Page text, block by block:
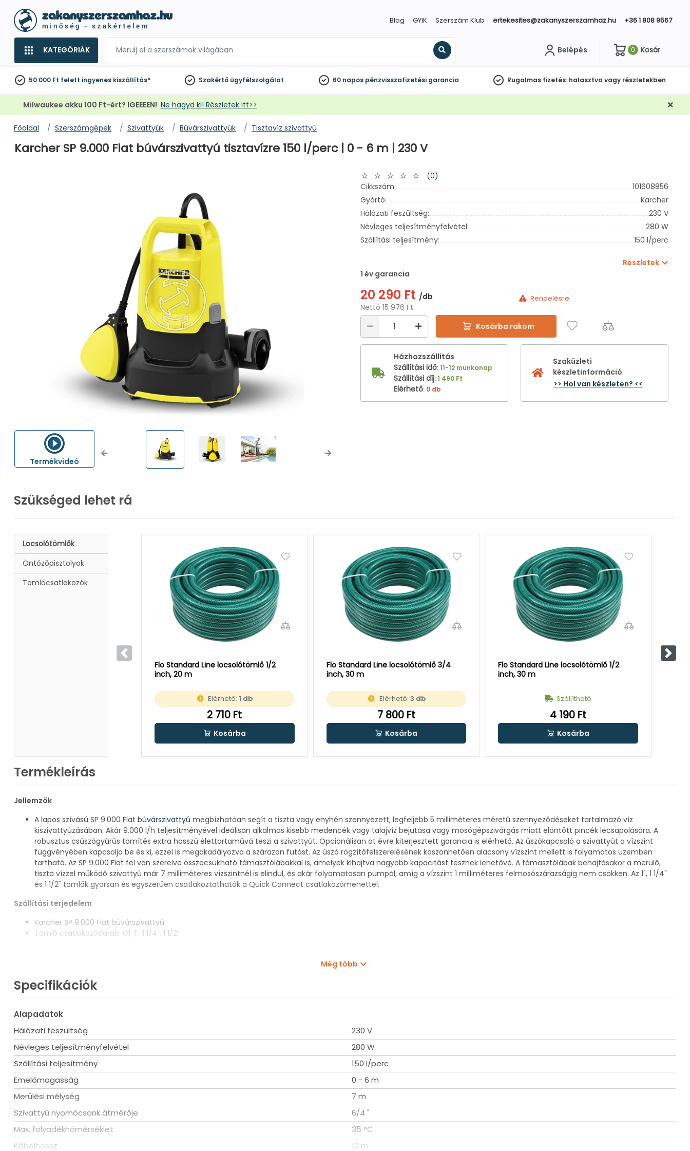
Blog GYIK Szerszám Klub ertekesites@zakanyszerszamhaz.hu +36 1 808 9567
KATEGÓRIÁK
Keresés
Belépés 0 Kosár
50 000 Ft felett ingyenes kiszállítás* Szakértő ügyfélszolgálat 60 napos pénzvisszafizetési garancia Rugalmas fizetés: halasztva vagy részletekben
Milwaukee akku 100 Ft-ért? IGEEEEN! Ne hagyd ki! Részletek itt>>
Főoldal Szerszámgépek Szivattyúk Búvárszivattyúk Tisztavíz szivattyú
Karcher SP 9.000 Flat búvárszivattyú tisztavízre 150 l/perc | 0 - 6 m | 230 V
Termékvideó Previous Next
(0)
Cikkszám:
101608856
Gyártó:
Karcher
Hálózati feszültség:
230 V
Névleges teljesítményfelvétel:
280 W
Szállítási teljesítmény:
150 l/perc
Részletek
1 év garancia
20 290 Ft /db
Nettó 15 976 Ft
Rendelésre
Kosárba rakom
Házhozszállítás
Szállítási idő:11-12 munkanap
Szállítási díj:1 490 Ft
Elérhető: 0 db
Szaküzleti
készletinformáció
>> Hol van készleten? <<
Szükséged lehet rá
Locsolótömlők
Öntözőpisztolyok
Tömlőcsatlakozók
Előző
Flo Standard Line locsolótömlő 1/2
inch, 20 m
Elérhető:1 db
2 710 Ft
Kosárba
Flo Standard Line locsolótömlő 3/4
inch, 30 m
Elérhető: 3 db
7 800 Ft
Kosárba
Flo Standard Line locsolótömlő 1/2
inch, 30 m
Szállítható
4 190 Ft
Kosárba
Termékleírás
Jellemzők
A lapos szívású SP 9.000 Flat búvárszivattyú megbízhatóan segít a tiszta vagy enyhén szennyezett, legfeljebb 5 milliméteres méretű szennyeződéseket tartalmazó víz
kiszivattyúzásában. Akár 9.000 l/h teljesítményével ideálisan alkalmas kisebb medencék vagy talajvíz bejutása vagy mosógépszivárgás miatt elöntött pincék lecsapolására. A
robusztus csúszógyűrűs tömítés extra hosszú élettartamúvá teszi a szivattyút. Opcionálisan öt évre kiterjesztett garancia is elérhető. Az úszókapcsoló a szivattyút a vízszint
függvényében kapcsolja be és ki, ezzel is megakadályozva a szárazon futást. Az úszó rögzítőfelszerelésének köszönhetően alacsony vízszint mellett is folyamatos üzemben
tartható. Az SP 9.000 Flat fel van szerelve összecsukható támasztólábakkal is, amelyek kihajtva nagyobb kapacitást tesznek lehetővé. A támasztólábak behajtásakor a merülő,
tiszta vízzel működő szivattyú már 7 milliméteres vízszintnél is elindul, és akár folyamatosan pumpál, amíg a vízszint 1 milliméteres felmosószárazságig nem csökken. Az 1", 1 1/4"
és 1 1/2" tömlők gyorsan és egyszerűen csatlakoztathatók a Quick Connect csatlakozómenettel.
Szállítási terjedelem
Karcher SP 9.000 Flat búvárszivattyú
Tömlő csatlakozódarab: G1, 1”, 1 1/4”, 1 1/2”
A házban és a pincében előforduló vízkárokhoz (mosógép szivárgás vagy talajvíz esetén)
A medence vizének kiszivattyúzásához
Műszaki adatok
Motorteljesítmény max. (W): 280
Vízszállítás max. (l / h): < 9000
Szállítási hőmérséklet (°C): max. 35
Szállítási magasság (m): 6
Nyomás (bar): max. 0,6
Laposan szívás (-ig) (mm): 1
Szemcsenagyság (mm): max. 5
Bemerülési mélység (m): max. 7
Min. maradék víz, manuális (mm): 1
Megmaradó víz magassága (mm): 1
Csatlakozómenet: G1 1/2
Még több
Specifikációk
Alapadatok
Hálózati feszültség
230 V
Névleges teljesítményfelvétel
280 W
Szállítási teljesítmény
150 l/perc
Emelőmagasság
0 - 6 m
Merülési mélység
7 m
Szivattyú nyomócsonk átmérője
6/4 "
Max. folyadékhőmérséklet
35 °C
Kábelhossz
10 m